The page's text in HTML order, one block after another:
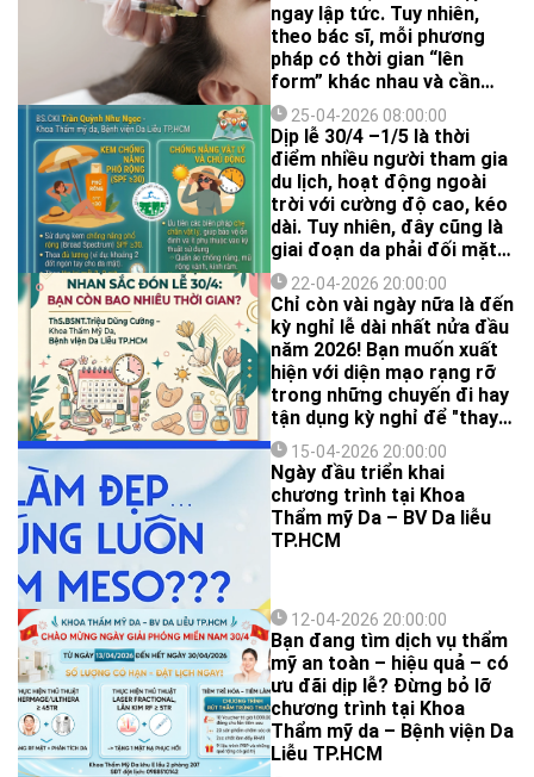
ngay lập tức. Tuy nhiên,
theo bác sĩ, mỗi phương
pháp có thời gian “lên
form” khác nhau và cần
chờ đủ thời điểm để đạt
hiệu quả tự nhiên.
25-04-2026 08:00:00
Dịp lễ 30/4 –1/5 là thời
điểm nhiều người tham gia
du lịch, hoạt động ngoài
trời với cường độ cao, kéo
dài. Tuy nhiên, đây cũng là
giai đoạn da phải đối mặt
với nguy cơ tổn thương do
bức xạ mặt trời gia tăng,
đặc biệt là tia cực tím, ánh
sáng nhìn thấy và tia hồng
ngoại.
22-04-2026 20:00:00
Chỉ còn vài ngày nữa là đến
kỳ nghỉ lễ dài nhất nửa đầu
năm 2026! Bạn muốn xuất
hiện với diện mạo rạng rỡ
trong những chuyến đi hay
tận dụng kỳ nghỉ để "thay
da đổi thịt"?
15-04-2026 20:00:00
Ngày đầu triển khai
chương trình tại Khoa
Thẩm mỹ Da – BV Da liễu
TP.HCM
12-04-2026 20:00:00
Bạn đang tìm dịch vụ thẩm
mỹ an toàn – hiệu quả – có
ưu đãi dịp lễ? Đừng bỏ lỡ
chương trình tại Khoa
Thẩm mỹ da – Bệnh viện Da
Liễu TP.HCM